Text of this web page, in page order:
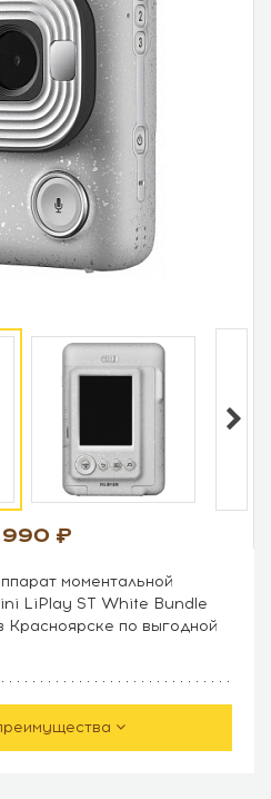
990
моментальной
LiPlay ST White Bundle
Красноярске по выгодной